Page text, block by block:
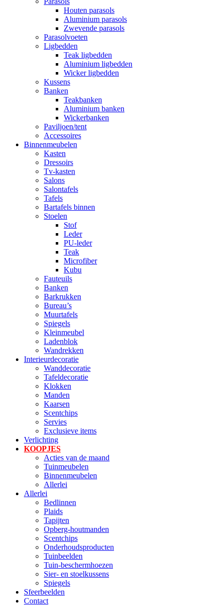
Houten parasols
Aluminium parasols
Zwevende parasols
Parasolvoeten
Ligbedden
Teak ligbedden
Aluminium ligbedden
Wicker ligbedden
Kussens
Banken
Teakbanken
Aluminium banken
Wickerbanken
Paviljoen/tent
Accessoires
Binnenmeubelen
Kasten
Dressoirs
Tv-kasten
Salons
Salontafels
Tafels
Bartafels binnen
Stoelen
Stof
Leder
PU-leder
Teak
Microfiber
Kubu
Fauteuils
Banken
Barkrukken
Bureau’s
Muurtafels
Spiegels
Kleinmeubel
Ladenblok
Wandrekken
Interieurdecoratie
Wanddecoratie
Tafeldecoratie
Klokken
Manden
Kaarsen
Scentchips
Servies
Exclusieve items
Verlichting
KOOPJES
Acties van de maand
Tuinmeubelen
Binnenmeubelen
Allerlei
Allerlei
Bedlinnen
Plaids
Tapijten
Opberg-houtmanden
Scentchips
Onderhoudsproducten
Tuinbeelden
Tuin-beschermhoezen
Sier- en stoelkussens
Spiegels
Sfeerbeelden
Contact